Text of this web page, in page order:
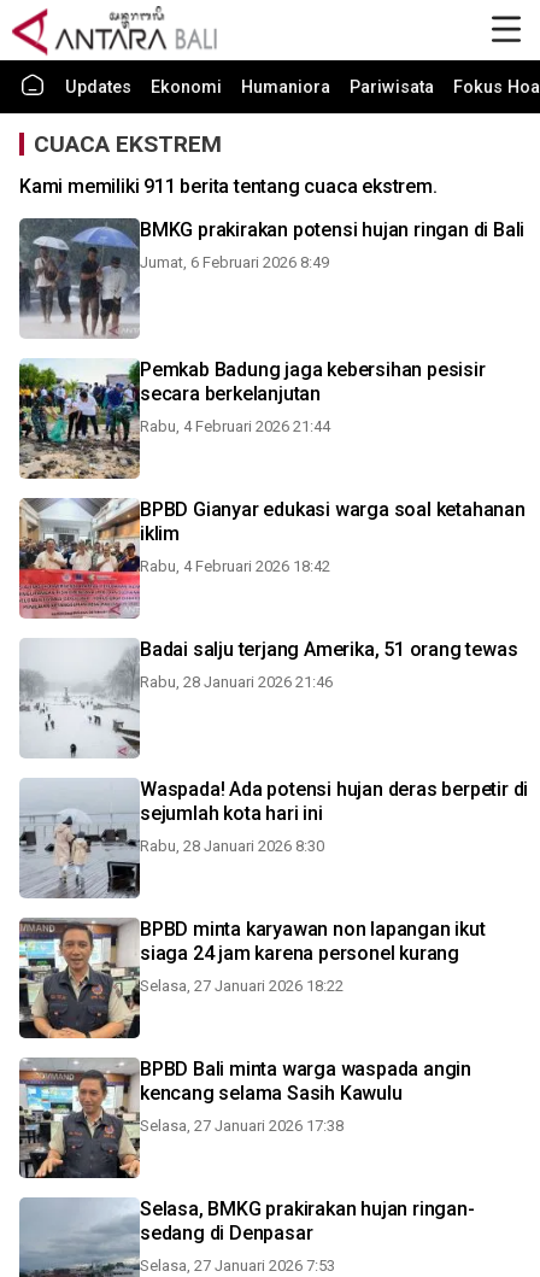
Updates Ekonomi Humaniora Pariwisata Fokus
CUACA EKSTREM
Kami memiliki 911 berita tentang cuaca ekstrem.
BMKG prakirakan potensi hujan ringan di Bali
Jumat, 6 Februari 2026 8:49
Pemkab Badung jaga kebersihan pesisir
secara berkelanjutan
Rabu, 4 Februari 2026 21:44
BPBD Gianyar edukasi warga soal ketahanan
iklim
Rabu, 4 Februari 2026 18:42
Badai salju terjang Amerika, 51 orang tewas
Rabu, 28 Januari 2026 21:46
Waspada! Ada potensi hujan deras berpetir di
sejumlah kota hari ini
Rabu, 28 Januari 2026 8:30
BPBD minta karyawan non lapangan ikut
siaga 24 jam karena personel kurang
Selasa, 27 Januari 2026 18:22
BPBD Bali minta warga waspada angin
kencang selama Sasih Kawulu
Selasa, 27 Januari 2026 17:38
Selasa, BMKG prakirakan hujan ringan-
sedang di Denpasar
Selasa, 27 Januari 2026 7:53